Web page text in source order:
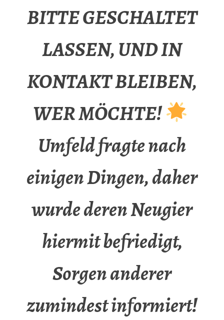
BITTE GESCHALTET
LASSEN, UND IN
KONTAKT BLEIBEN,
WER MÖCHTE!
Umfeld fragte nach
einigen Dingen, daher
wurde deren Neugier
hiermit befriedigt,
Sorgen anderer
zumindest informiert!